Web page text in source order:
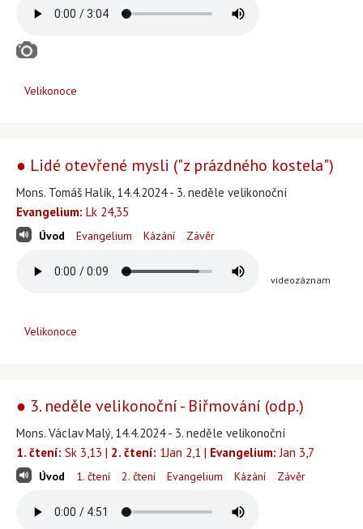
Velikonoce
● Lidé otevřené mysli ("z prázdného kostela")
Mons. Tomáš Halík, 14.4.2024 - 3. neděle velikonoční
Evangelium: Lk 24,35
Úvod Evangelium Kázání Závěr
videozáznam
Velikonoce
● 3. neděle velikonoční - Biřmování (odp.)
Mons. Václav Malý, 14.4.2024 - 3. neděle velikonoční
1. čtení: Sk 3,13 | 2. čtení: 1Jan 2,1 | Evangelium: Jan 3,7
Úvod 1. čtení 2. čtení Evangelium Kázání Závěr